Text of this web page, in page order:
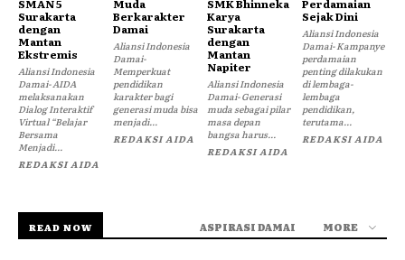
SMAN 5
Surakarta
dengan
Mantan
Ekstremis
Aliansi Indonesia
Damai- AIDA
melaksanakan
Dialog Interaktif
Virtual “Belajar
Bersama
Menjadi...
REDAKSI AIDA
Muda
Berkarakter
Damai
Aliansi Indonesia
Damai-
Memperkuat
pendidikan
karakter bagi
generasi muda bisa
menjadi...
REDAKSI AIDA
SMK Bhinneka
Karya
Surakarta
dengan
Mantan
Napiter
Aliansi Indonesia
Damai- Generasi
muda sebagai pilar
masa depan
bangsa harus...
REDAKSI AIDA
Perdamaian
Sejak Dini
Aliansi Indonesia
Damai- Kampanye
perdamaian
penting dilakukan
di lembaga-
lembaga
pendidikan,
terutama...
REDAKSI AIDA
READ NOW ASPIRASI DAMAI MORE